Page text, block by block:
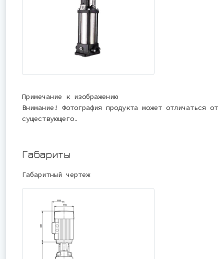
Примечание к изображению
Внимание! Фотография продукта может отличаться от
существующего.
Габариты
Габаритный чертеж